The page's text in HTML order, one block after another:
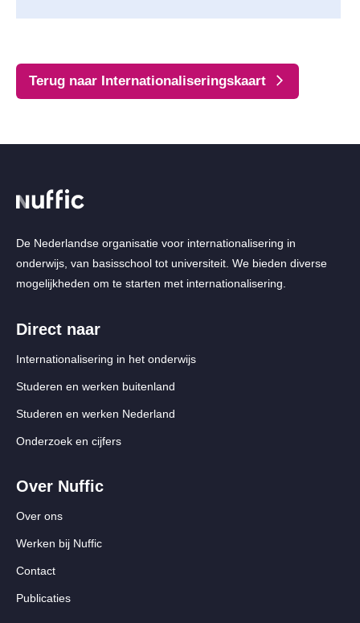
Terug naar Internationaliseringskaart
De Nederlandse organisatie voor internationalisering in
onderwijs, van basisschool tot universiteit. We bieden diverse
mogelijkheden om te starten met internationalisering.
Direct naar
Internationalisering in het onderwijs
Studeren en werken buitenland
Studeren en werken Nederland
Onderzoek en cijfers
Over Nuffic
Over ons
Werken bij Nuffic
Contact
Publicaties